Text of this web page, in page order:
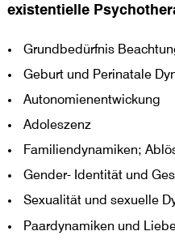
existentielle
Grundbedürfnis
Geburt und Perinatale
Autonomienentwickung
Adoleszenz
Familiendynamiken;
Gender- Identität und
Sexualität und sexuelle
Paardynamiken und